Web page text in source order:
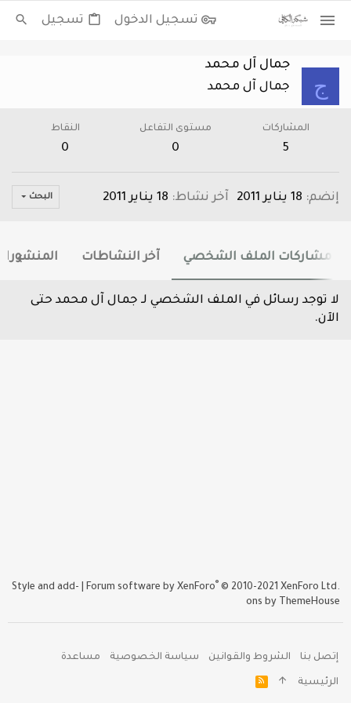
تسجيل الدخول تسجيل
ج
جمال آل محمد
جمال آل محمد
المشاركات
5
مستوى التفاعل
0
النقاط
0
إنضم 18 يناير 2011 آخر نشاط 18 يناير 2011 البحث
مشاركات الملف الشخصي آخر النشاطات
لا توجد رسائل في الملف الشخصي لـ جمال آل محمد حتى
الآن.
إتصل بنا الشروط والقوانين سياسة الخصوصية مساعدة
الرئيسية
Forum software by XenForo® © 2010-2021 XenForo Ltd.
Style and add-
ons by ThemeHouse